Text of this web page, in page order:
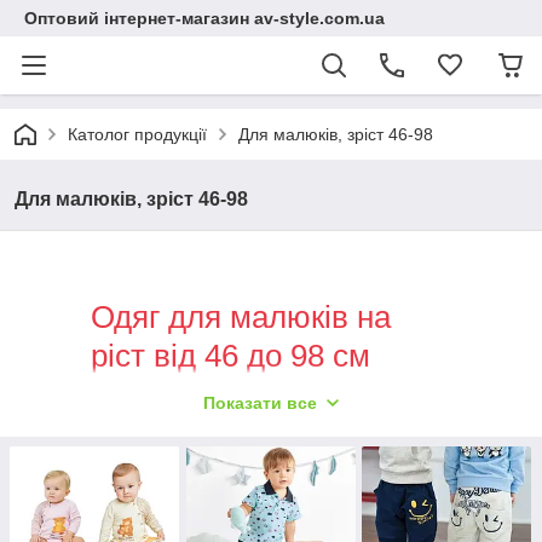
Оптовий інтернет-магазин av-style.com.ua
Католог продукції Для малюків, зріст 46-98
Для малюків, зріст 46-98
Одяг для малюків на
ріст від 46 до 98 см
футболки, комбінезони для немовлят.
Дійсно широкий вибір одягу, в каталозі є штани,
Показати все